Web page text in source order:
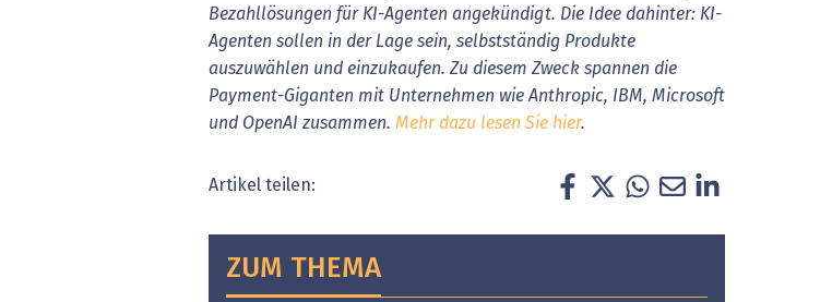
Bezahllösungen für KI-Agenten angekündigt. Die Idee dahinter: KI-
Agenten sollen in der Lage sein, selbstständig Produkte
auszuwählen und einzukaufen. Zu diesem Zweck spannen die
Payment-Giganten mit Unternehmen wie Anthropic, IBM, Microsoft
und OpenAI zusammen. Mehr dazu lesen Sie hier.
Artikel teilen:
ZUM THEMA